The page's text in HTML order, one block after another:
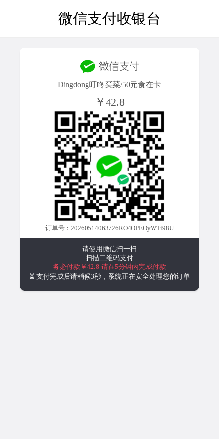
微信支付收银台
Dingdong叮咚买菜/50元食在卡
￥42.8
订单号：20260514063726RO4OPEOyWTi98U
请使用微信扫一扫
扫描二维码支付
务必付款￥42.8 请在5分钟内完成付款
⏳ 支付完成后请稍候3秒，系统正在安全处理您的订单